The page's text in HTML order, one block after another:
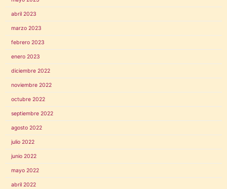
abril 2023
marzo 2023
febrero 2023
enero 2023
diciembre 2022
noviembre 2022
octubre 2022
septiembre 2022
agosto 2022
julio 2022
junio 2022
mayo 2022
abril 2022